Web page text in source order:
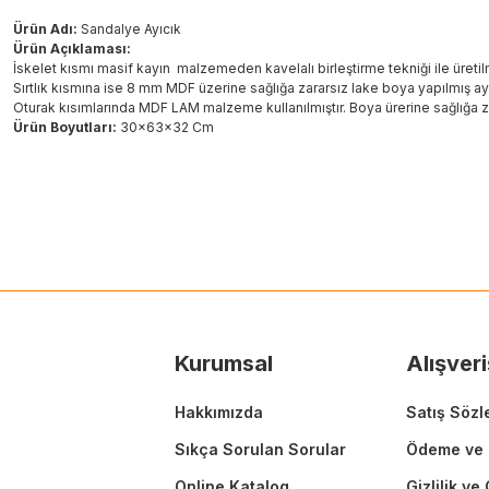
Ürün Adı: Sandalye Ayıcık
Ürün Açıklaması:
İskelet kısmı masif kayın malzemeden kavelalı birleştirme tekniği ile
Sırtlık kısmına ise 8 mm MDF üzerine sağlığa zararsız lake boya yapılmış
Oturak kısımlarında MDF LAM malzeme kullanılmıştır. Boya ürerine sağlığa
Ürün Boyutları: 30x63x32 Cm
Bu ürüne benzer farklı alternatifler olmalı.
Kurumsal
Hakkımızda
Sıkça Sorulan Sorular
Satış
Ödeme